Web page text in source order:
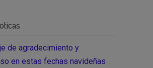
de agradecimiento y
en estas fechas navideñas